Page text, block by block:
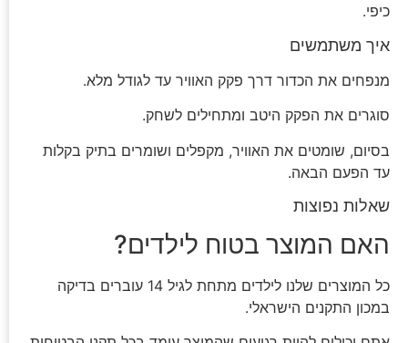
כיפי.
איך משתמשים
מנפחים את הכדור דרך פקק האוויר עד לגודל מלא.
סוגרים את הפקק היטב ומתחילים לשחק.
בסיום, שומטים את האוויר, מקפלים ושומרים בתיק בקלות
עד הפעם הבאה.
שאלות נפוצות
האם המוצר בטוח לילדים?
כל המוצרים שלנו לילדים מתחת לגיל 14 עוברים בדיקה
במכון התקנים הישראלי.